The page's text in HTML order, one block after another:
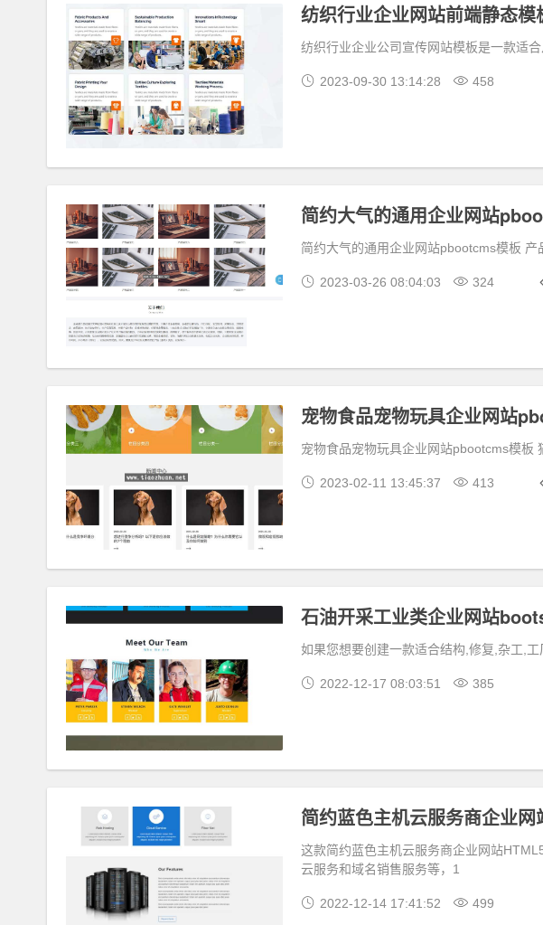
纺织行业企业网站前端静态模
纺织行业企业公司宣传网站模板是一款适
2023-09-30 13:14:28 458
简约大气的通用企业网站pbootcms模板 产
2023-03-26 08:04:03 324
宠物食品宠物玩具企业网站pbootcms模板
2023-02-11 13:45:37 413
石油开采工业类企业网站
如果您想要创建一款适合结构,修复,杂工,
2022-12-17 08:03:51 385
简约蓝色主机云服务商企业
这款简约蓝色主机云服务商企业网站
云服务和域名销售服务等，1
2022-12-14 17:41:52 499